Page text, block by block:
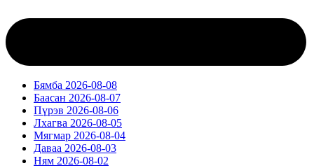
Бямба 2026-08-08
Баасан 2026-08-07
Пүрэв 2026-08-06
Лхагва 2026-08-05
Мягмар 2026-08-04
Даваа 2026-08-03
Ням 2026-08-02